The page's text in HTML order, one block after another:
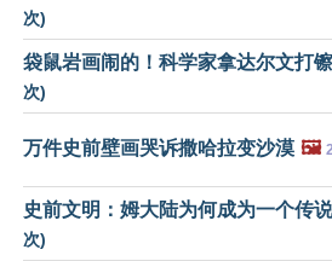
次)
袋鼠岩画闹的！科学家拿达尔文打镲
次)
万件史前壁画哭诉撒哈拉变沙漠 🖼️
史前文明：姆大陆为何成为一个传说
次)